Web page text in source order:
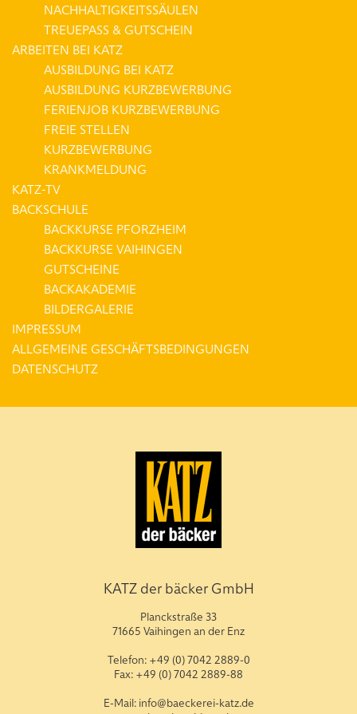
NACHHALTIGKEITSSÄULEN
TREUEPASS & GUTSCHEIN
ARBEITEN BEI KATZ
AUSBILDUNG BEI KATZ
AUSBILDUNG KURZBEWERBUNG
FERIENJOB KURZBEWERBUNG
FREIE STELLEN
KURZBEWERBUNG
KRANKMELDUNG
KATZ-TV
BACKSCHULE
BACKKURSE PFORZHEIM
BACKKURSE VAIHINGEN
GUTSCHEINE
BACKAKADEMIE
BILDERGALERIE
IMPRESSUM
ALLGEMEINE GESCHÄFTSBEDINGUNGEN
DATENSCHUTZ
KATZ der bäcker GmbH
Planckstraße 33
71665 Vaihingen an der Enz
Telefon: +49 (0) 7042 2889-0
Fax: +49 (0) 7042 2889-88
E-Mail: info@baeckerei-katz.de